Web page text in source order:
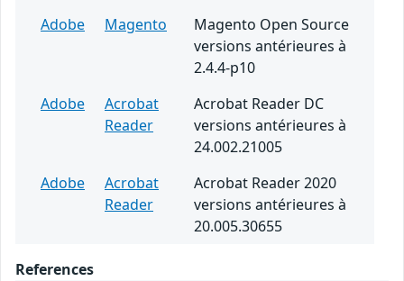
Adobe
Magento
Magento Open Source
versions antérieures à
2.4.4-p10
Adobe
Acrobat
Reader
Acrobat Reader DC
versions antérieures à
24.002.21005
Adobe
Acrobat
Reader
Acrobat Reader 2020
versions antérieures à
20.005.30655
References